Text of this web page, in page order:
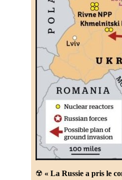
☢️ « La Russie a pris le